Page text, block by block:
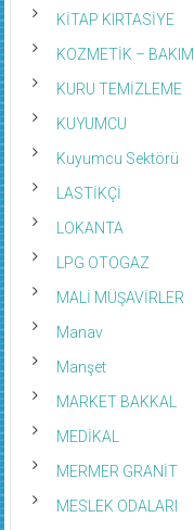
KİTAP KIRTASİYE
KOZMETİK – BAKIM
KURU TEMİZLEME
KUYUMCU
Kuyumcu Sektörü
LASTİKÇİ
LOKANTA
LPG OTOGAZ
MALİ MÜŞAVİRLER
Manav
Manşet
MARKET BAKKAL
MEDİKAL
MERMER GRANİT
MESLEK ODALARI